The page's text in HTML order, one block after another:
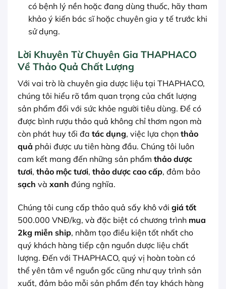
có bệnh lý nền hoặc đang dùng thuốc, hãy tham
khảo ý kiến bác sĩ hoặc chuyên gia y tế trước khi
sử dụng.
Lời Khuyên Từ Chuyên Gia THAPHACO
Về Thảo Quả Chất Lượng
Với vai trò là chuyên gia dược liệu tại THAPHACO,
chúng tôi hiểu rõ tầm quan trọng của chất lượng
sản phẩm đối với sức khỏe người tiêu dùng. Để có
được bình rượu thảo quả không chỉ thơm ngon mà
còn phát huy tối đa tác dụng, việc lựa chọn thảo
quả phải được ưu tiên hàng đầu. Chúng tôi luôn
cam kết mang đến những sản phẩm thảo dược
tươi, thảo mộc tươi, thảo dược cao cấp, đảm bảo
sạch và xanh đúng nghĩa.
Chúng tôi cung cấp thảo quả sấy khô với giá tốt
500.000 VNĐ/kg, và đặc biệt có chương trình mua
2kg miễn ship, nhằm tạo điều kiện tốt nhất cho
quý khách hàng tiếp cận nguồn dược liệu chất
lượng. Đến với THAPHACO, quý vị hoàn toàn có
thể yên tâm về nguồn gốc cũng như quy trình sản
xuất, đảm bảo mỗi sản phẩm đến tay khách hàng